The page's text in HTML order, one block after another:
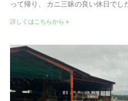
って帰り、 カニ三昧の良い休日で
詳しくはこちらから »